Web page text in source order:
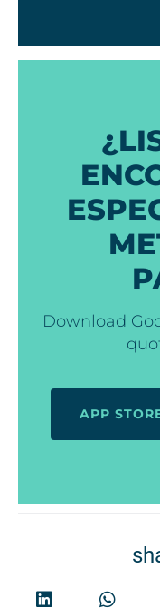
Download
APP